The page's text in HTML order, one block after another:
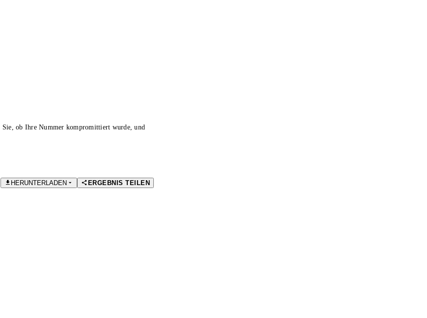
ob Ihre Nummer kompromittiert wurde, und
HERUNTERLADEN ERGEBNIS TEILEN